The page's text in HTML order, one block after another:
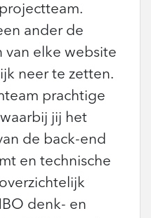
ander de
van elke website
neer te zetten.
prachtige
jij het
de back-end
en technische
denk- en